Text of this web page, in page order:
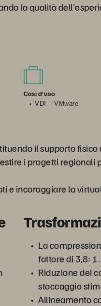
la qualità
Casi d’uso
VDI – VMware
il supporto
i progetti regionali
e incoraggiare la
La
fattore di 3,8: 1.
Riduzione dei
stoccaggio
Allineamento